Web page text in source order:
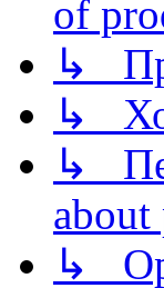
of
↳
↳
↳
about
↳